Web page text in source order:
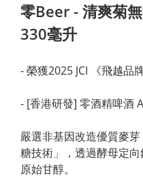
零Beer - 清爽菊
330毫升
- 榮獲2025 JCI 《飛越品
- [香港研發] 零酒精啤酒
嚴選非基因改造優質麥
糖技術」，透過酵母定
原始甘醇。